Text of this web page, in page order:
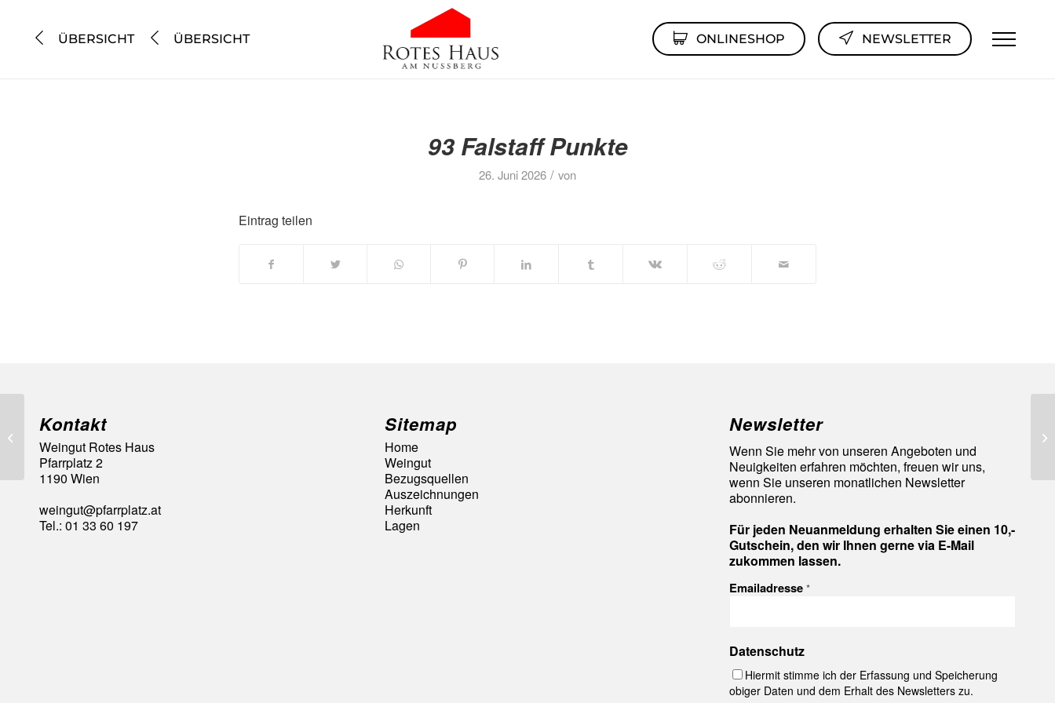
ÜBERSICHT ÜBERSICHT ONLINESHOP NEWSLETTER
93 Falstaff Punkte
26. Juni 2026 / von
Eintrag teilen
Kontakt
Weingut Rotes Haus
Pfarrplatz 2
1190 Wien
weingut@pfarrplatz.at
Tel.: 01 33 60 197
Sitemap
Home
Weingut
Bezugsquellen
Auszeichnungen
Herkunft
Lagen
Newsletter
Wenn Sie mehr von unseren Angeboten und
Neuigkeiten erfahren möchten, freuen wir uns,
wenn Sie unseren monatlichen Newsletter
abonnieren.
Für jeden Neuanmeldung erhalten Sie einen 10,-
Gutschein, den wir Ihnen gerne via E-Mail
zukommen lassen.
Emailadresse*
Datenschutz
Hiermit stimme ich der Erfassung und Speicherung
obiger Daten und dem Erhalt des Newsletters zu.